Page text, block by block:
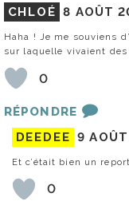
CHLOÉ 8 AOÛT
Haha ! Je me souviens
sur laquelle vivaient des
0
RÉPONDRE
DEEDEE 9
Et c’était bien un
0